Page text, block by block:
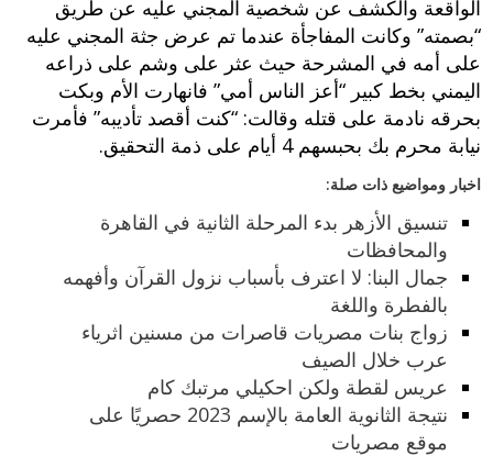
الواقعة والكشف عن شخصية المجني عليه عن طريق
“بصمته” وكانت المفاجأة عندما تم عرض جثة المجني عليه
على أمه في المشرحة حيث عثر على وشم على ذراعه
اليمني بخط كبير “أعز الناس أمي” فانهارت الأم وبكت
بحرقه نادمة على قتله وقالت: “كنت أقصد تأديبه” فأمرت
نيابة محرم بك بحبسهم 4 أيام على ذمة التحقيق.
اخبار ومواضيع ذات صلة:
تنسيق الأزهر بدء المرحلة الثانية في القاهرة
والمحافظات
جمال البنا: لا اعترف بأسباب نزول القرآن وأفهمه
بالفطرة واللغة
زواج بنات مصريات قاصرات من مسنين اثرياء
عرب خلال الصيف
عريس لقطة ولكن احكيلي مرتبك كام
نتيجة الثانوية العامة بالإسم 2023 حصريًا على
موقع مصريات